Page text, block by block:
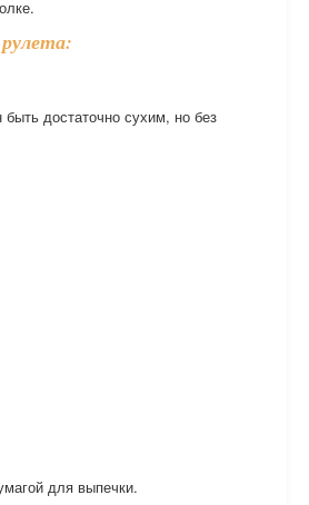
быть достаточно сухим, но без
для выпечки.